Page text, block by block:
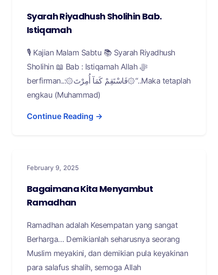
Syarah Riyadhush Sholihin Bab.
Istiqamah
🎙 Kajian Malam Sabtu 📚 Syarah Riyadhush
Sholihin 📖 Bab : Istiqamah Allah ﷻ
berfirman..:۞فَاسْتَقِمْ كَمَآ أُمِرْتَ۞“..Maka tetaplah
engkau (Muhammad)
Continue Reading →
February 9, 2025
Bagaimana Kita Menyambut
Ramadhan
Ramadhan adalah Kesempatan yang sangat
Berharga… Demikianlah seharusnya seorang
Muslim meyakini, dan demikian pula keyakinan
para salafus shalih, semoga Allah